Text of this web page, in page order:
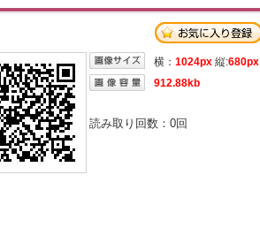
横： 1024px 縦:680px
912.88kb
読み取り回数： 0回